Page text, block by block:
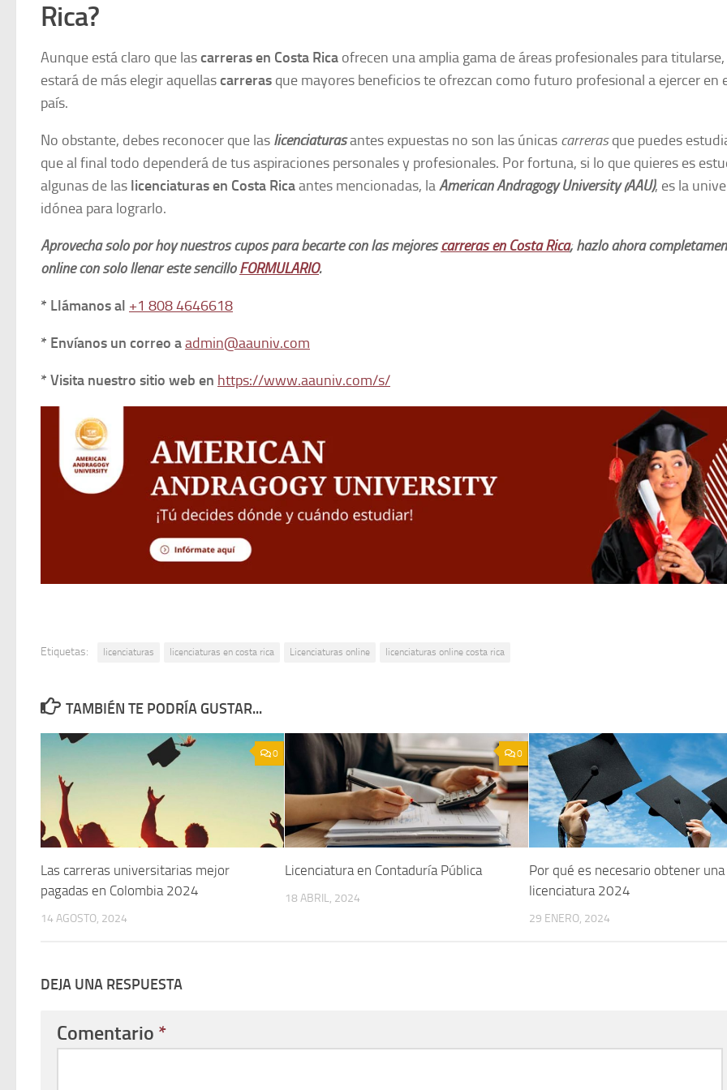
Rica?
Aunque está claro que lascarreras en Costa Rica ofrecen una amplia gama de áreas profesionales para
estará de más elegir aquellascarreras que mayores beneficios te ofrezcan como futuro profesional a ejercer en
país.
No obstante, debes reconocer que las licenciaturasantes expuestas no son las únicas carrerasque puedes
que al final todo dependerá de tus aspiraciones personales y profesionales. Por fortuna, si lo que quieres es
algunas de las licenciaturas en Costa Ricaantes mencionadas, laAmerican Andragogy University (AAU), es la
idónea para lograrlo.
Aprovecha solo por hoy nuestros cupos para becarte con las mejorescarreras en Costa Rica; hazlo ahora
online con solo llenar este sencilloFORMULARIO.
* Llámanos al +1 808 4646618
* Envíanos un correo aadmin@aauniv.com
* Visita nuestro sitio web en https://www.aauniv.com/s/
Etiquetas: licenciaturas licenciaturas en costa rica Licenciaturas online licenciaturas online costa rica
TAMBIÉN TE PODRÍA GUSTAR...
0
Las carreras universitarias mejor
pagadas en Colombia 2024
14 AGOSTO, 2024
0
Licenciatura en Contaduría Pública
18 ABRIL, 2024
Por qué es necesario obtener una
licenciatura 2024
29 ENERO, 2024
DEJA UNA RESPUESTA
Comentario *